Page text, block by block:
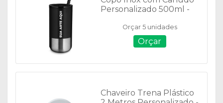
Personalizado 500ml -
Orçar 5 unidades
Orçar
Chaveiro Trena Plástico